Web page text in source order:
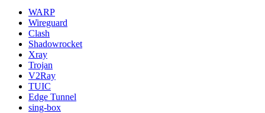
WARP
Wireguard
Clash
Shadowrocket
Xray
Trojan
V2Ray
TUIC
Edge Tunnel
sing-box